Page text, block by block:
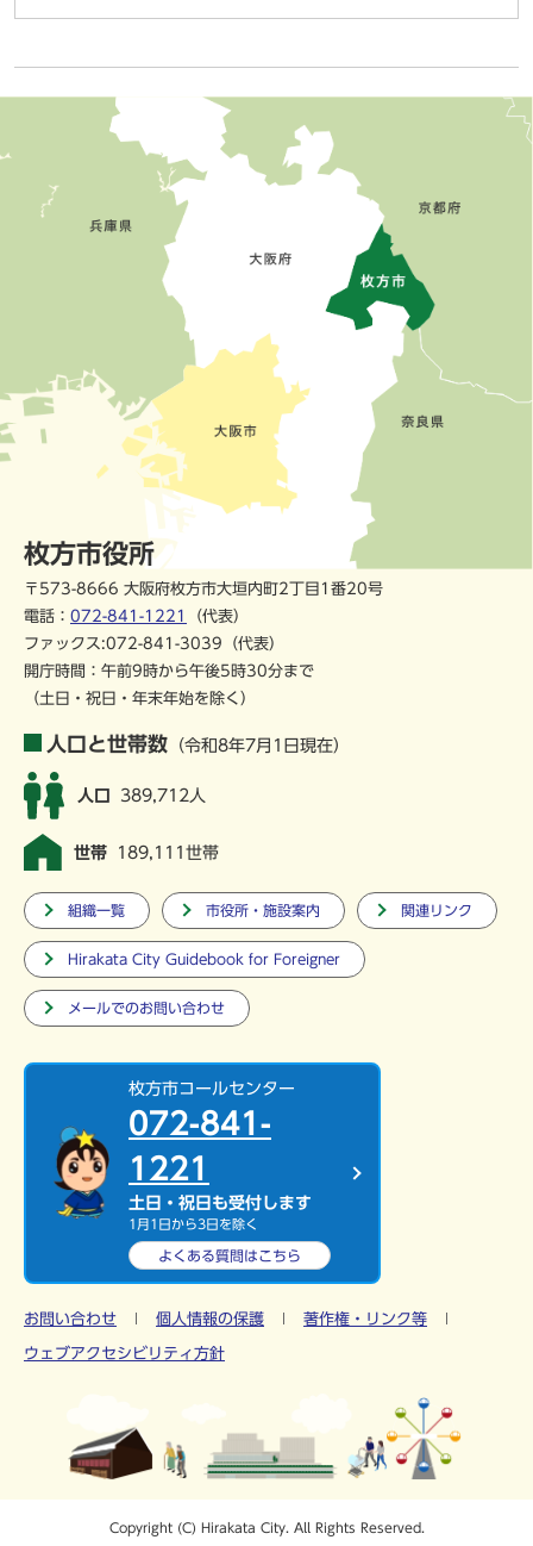
枚方市役所
〒573-8666 大阪府枚方市大垣内町2丁目1番20号
電話： 072-841-1221
（代表）
ファックス:072-841-3039（代表）
開庁時間：午前9時から午後5時30分まで
（土日・祝日・年末年始を除く）
人口と世帯数 （令和8年7月1日現在）
人口 389,712人
世帯 189,111世帯
組織一覧 市役所・施設案内 関連リンク
Hirakata City Guidebook for Foreigner
メールでのお問い合わせ
枚方市コールセンター
072-841-
1221
土日・祝日も受付します
1月1日から3日を除く
よくある質問はこちら
お問い合わせ 個人情報の保護 著作権・リンク等
ウェブアクセシビリティ方針
Copyright (C) Hirakata City. All Rights Reserved.